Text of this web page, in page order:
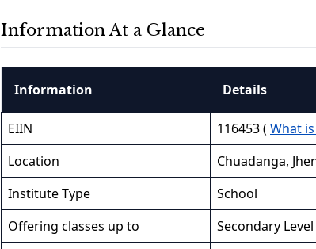
Information At a Glance
Information Details
EIIN 116453 ( What is
Location
Chuadanga,
Institute Type
School
Offering classes up to
Secondary Level